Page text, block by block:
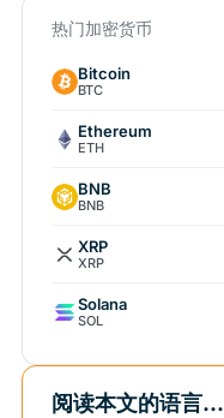
热门加密货币
Bitcoin
BTC
Ethereum
ETH
BNB
BNB
XRP
XRP
Solana
SOL
阅读本文的语言...